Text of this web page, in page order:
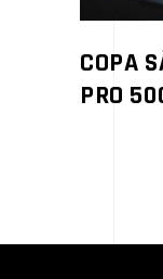
COPA
PRO